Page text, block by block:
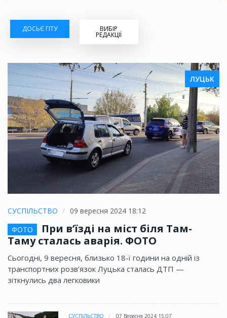
ДОСЬЄ ГІТУ ВИБІР
РЕДАКЦІЇ
ЛУЦЬК
СУСПІЛЬСТВО
09 вересня 2024 18:12
ФОТО
При в’їзді на міст біля Там-
Таму сталась аварія. ФОТО
Сьогодні, 9 вересня, близько 18-ї години на одній із
транспортних розв’язок Луцька сталась ДТП —
зіткнулись два легковики
СУСПІЛЬСТВО 07 Вересня 2024 15:07